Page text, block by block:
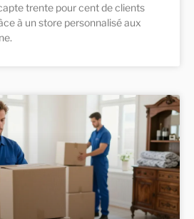
trente pour cent de clients
à un store personnalisé aux